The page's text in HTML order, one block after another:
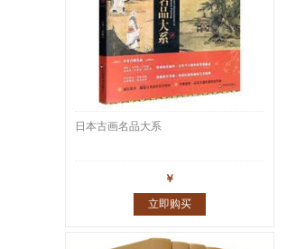
日本古画名品大系
￥
立即购买